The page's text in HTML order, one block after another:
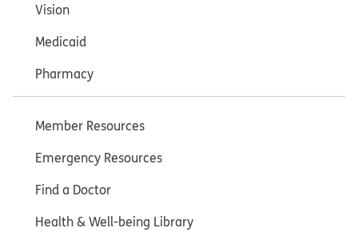
Vision
Medicaid
Pharmacy
Member Resources
Emergency Resources
Find a Doctor
Health & Well-being Library